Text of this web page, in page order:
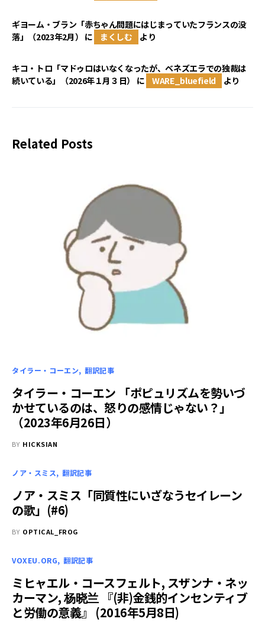
ギヨーム・ブラン「赤ちゃん問題にはじまっていたフランスの没
落」（2023年2月） に まくしむ より
キコ・トロ「マドゥロはいなくなったが、ベネズエラでの独裁は
続いている」（2026年１月３日）
に WARE_bluefield より
Related Posts
タイラー・コーエン 翻訳記事
タイラー・コーエン 「ポピュリズムを勢いづ
かせているのは、怒りの感情じゃない？」
（2023年6月26日）
BY HICKSIAN
ノア・スミス 翻訳記事
ノア・スミス「同質性にいざなうセイレーン
の歌」(#6)
BY OPTICAL_FROG
VOXEU.ORG 翻訳記事
ミヒャエル・コースフェルト, スザンナ・ネッ
カーマン, 杨晓兰 『(非)金銭的インセンティブ
と労働の意義』 (2016年5月8日)